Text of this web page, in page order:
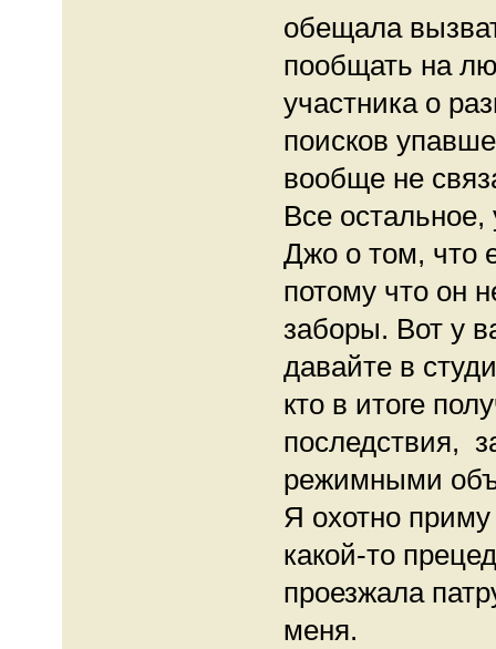
обещала
пообщать на
участника о
поисков
вообще не
Все остальное,
Джо о том, что
потому что он
заборы. Вот у
давайте в
кто в итоге
последствия,
режимными
Я охотно
какой-то
проезжала
меня.